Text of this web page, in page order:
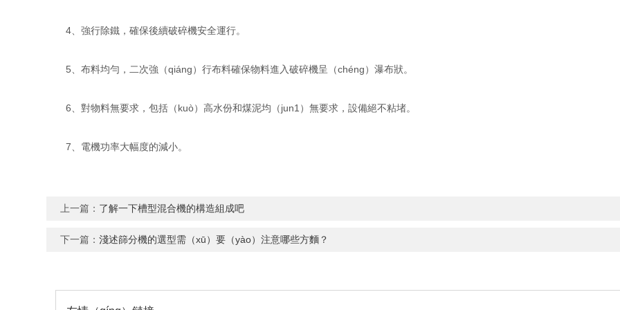
4、強行除鐵，確保後續破碎機安全運行。
5、布料均勻，二次強（qiáng）行布料確保物料進入破碎機呈（chéng）瀑布狀。
6、對物料無要求，包括（kuò）高水份和煤泥均（jun1）無要求，設備絕不粘堵。
7、電機功率大幅度的減小。
上一篇： 了解一下槽型混合機的構造組成吧
下一篇：淺述篩分機的選型需（xū）要（yào）注意哪些方麵？